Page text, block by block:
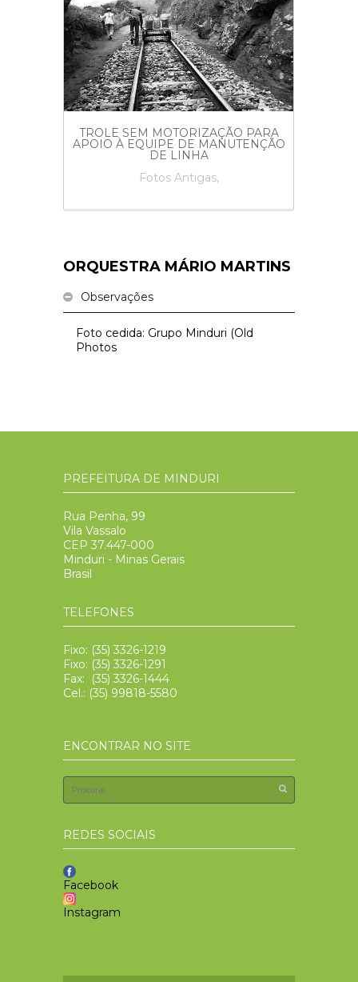
TROLE SEM MOTORIZAÇÃO PARA
APOIO À EQUIPE DE MANUTENÇÃO
DE LINHA
Fotos Antigas,
ORQUESTRA MÁRIO MARTINS
Observações
Foto cedida: Grupo Minduri (Old
Photos
PREFEITURA DE MINDURI
Rua Penha, 99
Vila Vassalo
CEP 37.447-000
Minduri - Minas Gerais
Brasil
TELEFONES
Fixo: (35) 3326-1219
Fixo: (35) 3326-1291
Fax: (35) 3326-1444
Cel.: (35) 99818-5580
ENCONTRAR NO SITE
REDES SOCIAIS
Facebook
Instagram